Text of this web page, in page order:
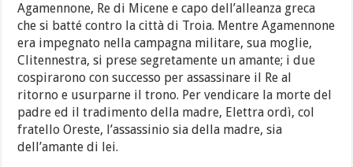
Agamennone, Re di Micene e capo dell’alleanza greca
che si batté contro la città di Troia. Mentre Agamennone
era impegnato nella campagna militare, sua moglie,
Clitennestra, si prese segretamente un amante; i due
cospirarono con successo per assassinare il Re al
ritorno e usurparne il trono. Per vendicare la morte del
padre ed il tradimento della madre, Elettra ordì, col
fratello Oreste, l’assassinio sia della madre, sia
dell’amante di lei.